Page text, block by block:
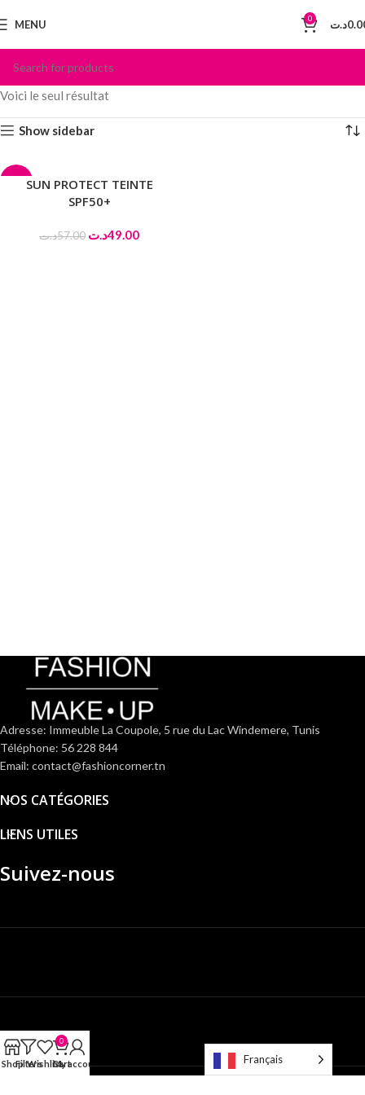
MENU 0 د.ت
Voici le seul résultat
Show sidebar
SUN PROTECT TEINTE
SPF50+
57.00د.ت 49.00د.ت
Adresse: Immeuble La Coupole, 5 rue du Lac Windemere, Tunis
Téléphone: 56 228 844
Email: contact@fashioncorner.tn
NOS CATÉGORIES
LIENS UTILES
Suivez-nous
ShopFiltersWishlist
0
Cart
My account Français